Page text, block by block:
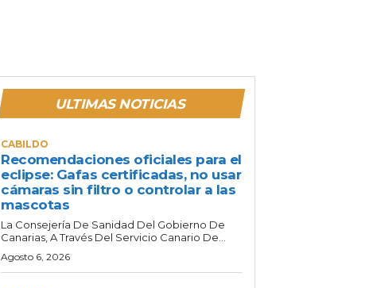
ULTIMAS NOTICIAS
CABILDO
Recomendaciones oficiales para el
eclipse: Gafas certificadas, no usar
cámaras sin filtro o controlar a las
mascotas
La Consejería De Sanidad Del Gobierno De
Canarias, A Través Del Servicio Canario De...
Agosto 6, 2026